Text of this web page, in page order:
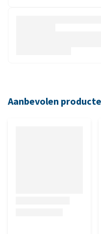
Aanbevolen